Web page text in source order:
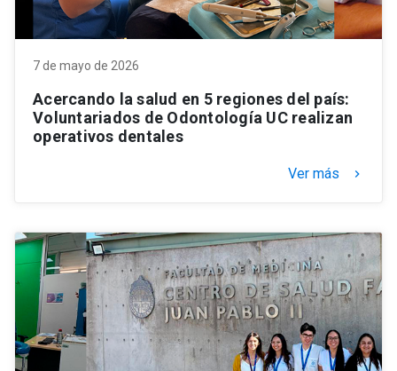
7 de mayo de 2026
Acercando la salud en 5 regiones del país:
Voluntariados de Odontología UC realizan
operativos dentales
Ver más keyboard_arrow_right